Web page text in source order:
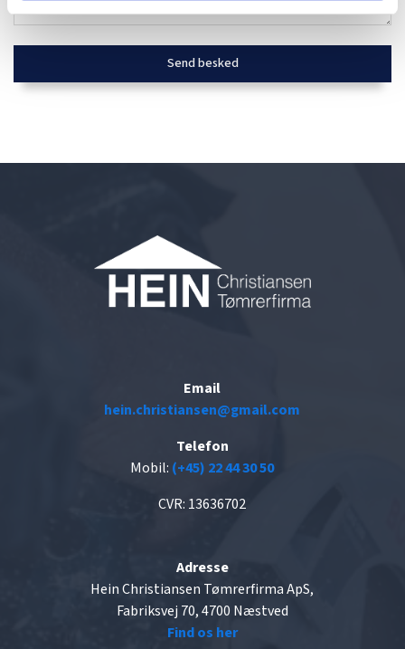
Email
hein.christiansen@gmail.com
Telefon
Mobil: (+45) 22 44 30 50
CVR: 13636702
Adresse
Hein Christiansen Tømrerfirma ApS,
Fabriksvej 70, 4700 Næstved
Find os her